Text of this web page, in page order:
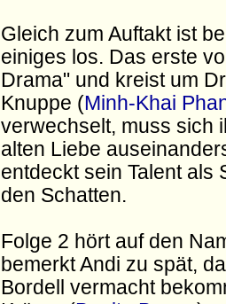
Gleich zum Auftakt ist
einiges los. Das erste
Drama" und kreist um
Knuppe (Minh-Khai
verwechselt, muss sich
alten Liebe
entdeckt sein Talent als
den Schatten.
Folge 2 hört auf den
bemerkt Andi zu spät,
Bordell vermacht